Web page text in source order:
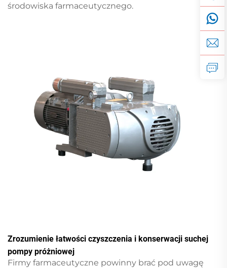
środowiska farmaceutycznego.
Zrozumienie łatwości czyszczenia i konserwacji suchej
pompy próżniowej
Firmy farmaceutyczne powinny brać pod uwagę